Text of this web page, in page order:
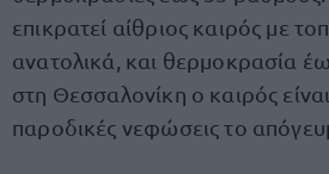
επικρατεί αίθριος καιρός με
ανατολικά, και θερμοκρασία
στη Θεσσαλονίκη ο καιρός
παροδικές νεφώσεις το